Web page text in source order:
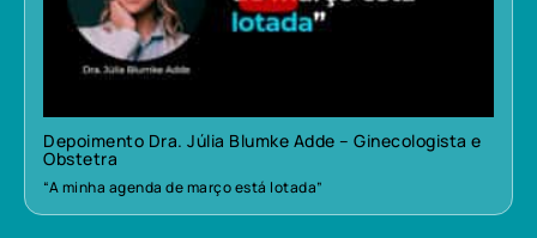
Depoimento Dra. Júlia Blumke Adde – Ginecologista e
Obstetra
“A minha agenda de março está lotada”